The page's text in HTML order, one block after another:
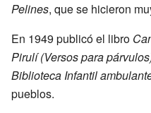
Pelines, que se hicieron
En 1949 publicó el libro
Pirulí (Versos para
Biblioteca Infantil
pueblos.